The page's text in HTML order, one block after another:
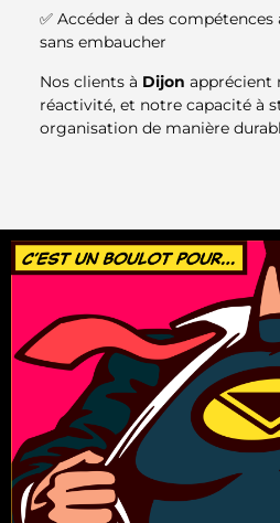
✅ Accéder à des
sans embaucher
Nos clients à Dijon apprécient
réactivité, et notre capacité à
organisation de manière